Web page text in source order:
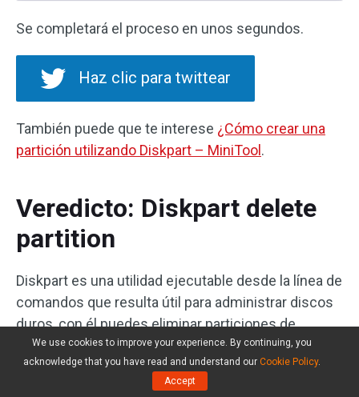
Se completará el proceso en unos segundos.
Haz clic para twittear
También puede que te interese ¿Cómo crear una
partición utilizando Diskpart – MiniTool .
Veredicto: Diskpart delete
partition
Diskpart es una utilidad ejecutable desde la línea de
comandos que resulta útil para administrar discos
duros, con él puedes eliminar particiones de
manera fácil y rápida. No obstante, también ocurre
que se borran fácilmente particiones por error. Por
ello, asegúrate siempre de que la partición es la que
We use cookies to improve your experience. By continuing, you
acknowledge that you have read and understand our Cookie Policy.
Accept